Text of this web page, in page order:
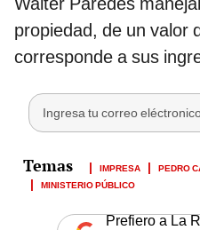
propiedad, de un valor
corresponde a sus
IMPRESA PEDRO
MINISTERIO PÚBLICO
Prefiero a La